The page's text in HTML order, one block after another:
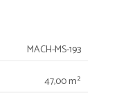
MACH-MS-193
47,00 m²